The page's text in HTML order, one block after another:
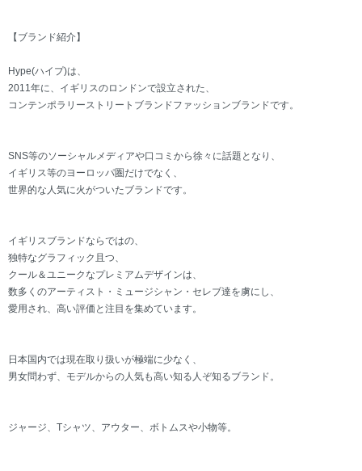
【ブランド紹介】
Hype(ハイプ)は、
2011年に、イギリスのロンドンで設立された、
コンテンポラリーストリートブランドファッションブランドです。
SNS等のソーシャルメディアや口コミから徐々に話題となり、
イギリス等のヨーロッパ圏だけでなく、
世界的な人気に火がついたブランドです。
イギリスブランドならではの、
独特なグラフィック且つ、
クール＆ユニークなプレミアムデザインは、
数多くのアーティスト・ミュージシャン・セレブ達を虜にし、
愛用され、高い評価と注目を集めています。
日本国内では現在取り扱いが極端に少なく、
男女問わず、モデルからの人気も高い知る人ぞ知るブランド。
ジャージ、Tシャツ、アウター、ボトムスや小物等。